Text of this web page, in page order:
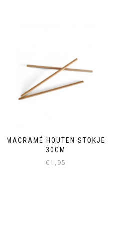
MACRAMÉ HOUTEN STOKJE
30CM
€1,95